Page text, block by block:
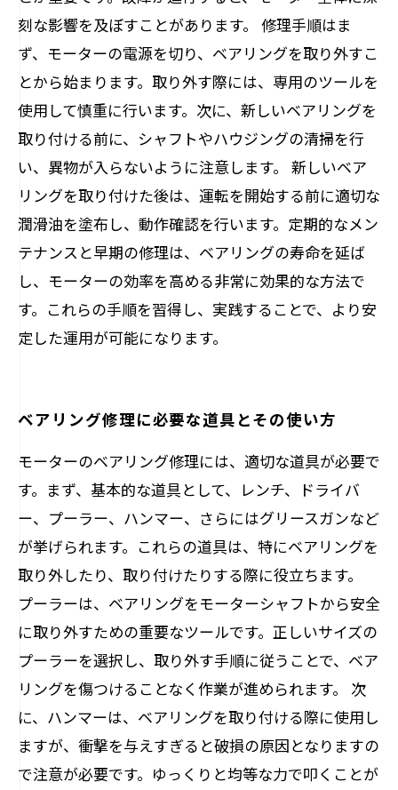
刻な影響を及ぼすことがあります。 修理手順はま
ず、モーターの電源を切り、ベアリングを取り外すこ
とから始まります。取り外す際には、専用のツールを
使用して慎重に行います。次に、新しいベアリングを
取り付ける前に、シャフトやハウジングの清掃を行
い、異物が入らないように注意します。 新しいベア
リングを取り付けた後は、運転を開始する前に適切な
潤滑油を塗布し、動作確認を行います。定期的なメン
テナンスと早期の修理は、ベアリングの寿命を延ば
し、モーターの効率を高める非常に効果的な方法で
す。これらの手順を習得し、実践することで、より安
定した運用が可能になります。
ベアリング修理に必要な道具とその使い方
モーターのベアリング修理には、適切な道具が必要で
す。まず、基本的な道具として、レンチ、ドライバ
ー、プーラー、ハンマー、さらにはグリースガンなど
が挙げられます。これらの道具は、特にベアリングを
取り外したり、取り付けたりする際に役立ちます。
プーラーは、ベアリングをモーターシャフトから安全
に取り外すための重要なツールです。正しいサイズの
プーラーを選択し、取り外す手順に従うことで、ベア
リングを傷つけることなく作業が進められます。 次
に、ハンマーは、ベアリングを取り付ける際に使用し
ますが、衝撃を与えすぎると破損の原因となりますの
で注意が必要です。ゆっくりと均等な力で叩くことが